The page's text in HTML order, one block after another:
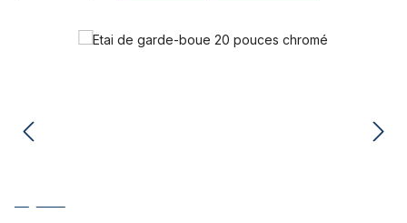
Ignorer la galerie d'images